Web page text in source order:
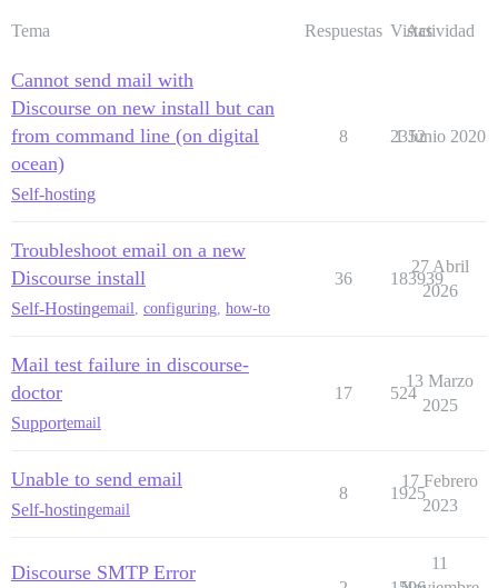
Tema Respuestas Vistas
Actividad
Cannot send mail with
Discourse on new install but can
from command line (on digital
ocean)
Self-hosting
8 2352
1 Junio 2020
Troubleshoot email on a new
Discourse install
Self-Hostingemail, configuring, how-to
36 183939
27 Abril
2026
Mail test failure in discourse-
doctor
Supportemail
17 524
13 Marzo
2025
Unable to send email
Self-hostingemail
8 1925
17 Febrero
2023
Discourse SMTP Error
11